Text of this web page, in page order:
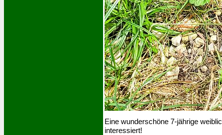
Eine wunderschöne 7-jährige
interessiert!